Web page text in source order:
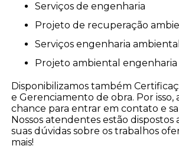
serviços de engenharia
projeto de recuperação
serviços engenharia ambiental
projeto ambiental engenharia
Disponibilizamos também
e Gerenciamento de obra. Por isso,
chance para entrar em contato e
Nossos atendentes estão dispostos
suas dúvidas sobre os trabalhos
mais!